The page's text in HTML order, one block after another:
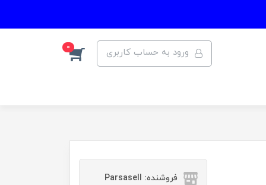
ورود به حساب کاربری 0
فروشنده: Parsasell